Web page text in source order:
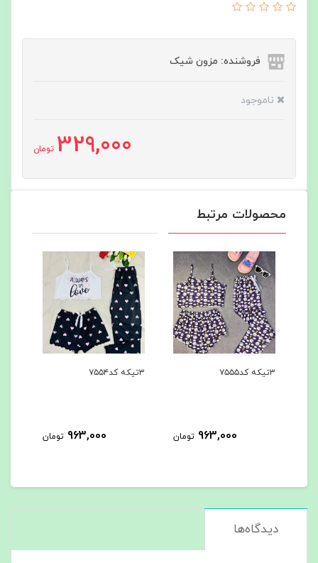
فروشنده: مزون شیک
ناموجود
329,000 تومان
محصولات مرتبط
۳تیکه کد۷۵۵۴
963,000
۳تیکه کد۷۵۵۳
963,000
دیدگاه‌ها